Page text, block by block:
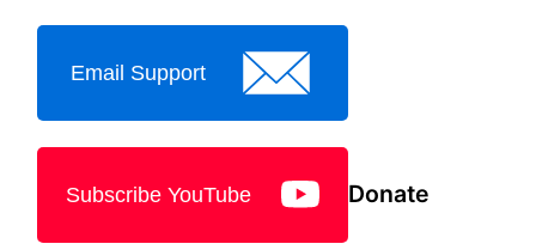
Email Support
Subscribe YouTube Donate